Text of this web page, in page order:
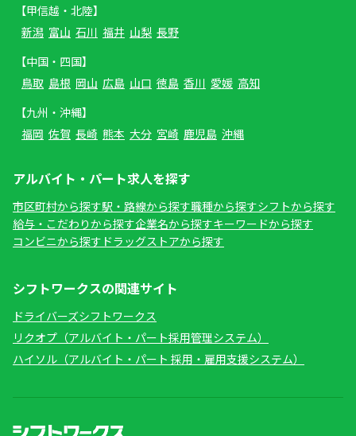
【甲信越・北陸】
新潟 富山 石川 福井 山梨 長野
【中国・四国】
鳥取 島根 岡山 広島 山口 徳島 香川 愛媛 高知
【九州・沖縄】
福岡 佐賀 長崎 熊本 大分 宮崎 鹿児島 沖縄
アルバイト・パート求人を探す
市区町村から探す駅・路線から探す職種から探すシフトから探す
給与・こだわりから探す企業名から探すキーワードから探す
コンビニから探す ドラッグストアから探す
シフトワークスの関連サイト
ドライバーズシフトワークス
リクオプ（アルバイト・パート採用管理システム）
ハイソル（アルバイト・パート 採用・雇用支援システム）